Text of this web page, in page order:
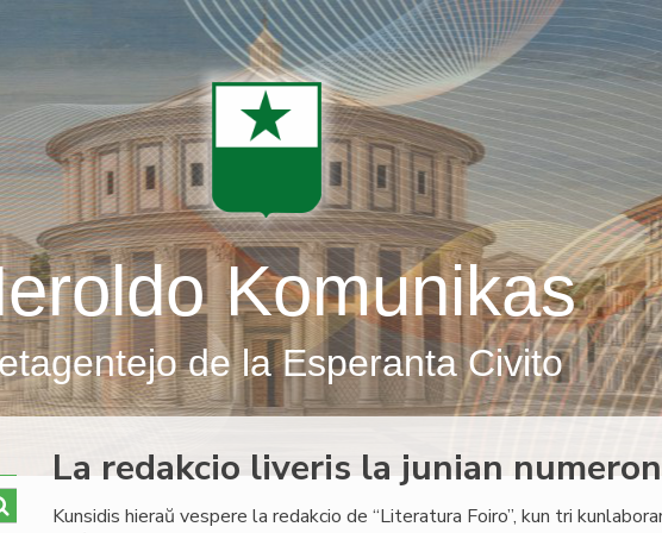
Komunikas
de la Esperanta Civito
La redakcio liveris la junian
Kunsidis hieraŭ vespere la redakcio de “Literatura Foiro”, kun tri